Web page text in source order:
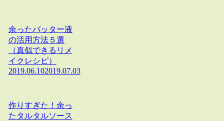
余ったバッター液
の活用方法５選
（真似できるリメ
イクレシピ）
2019.06.102019.07.03
作りすぎた！余っ
たタルタルソース